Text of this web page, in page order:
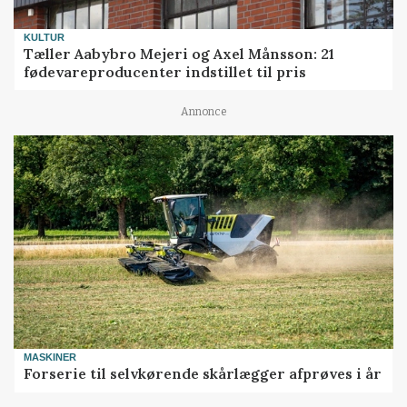
KULTUR
Tæller Aabybro Mejeri og Axel Månsson: 21
fødevareproducenter indstillet til pris
Annonce
MASKINER
Forserie til selvkørende skårlægger afprøves i år